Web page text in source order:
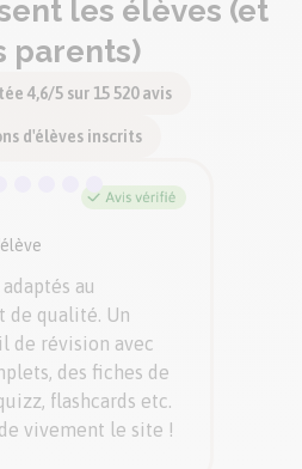
les élèves (et
parents)
4,6/5 sur 15 520 avis
d'élèves inscrits
au
de qualité. Un
de révision avec
des fiches de
flashcards etc.
vivement le site !